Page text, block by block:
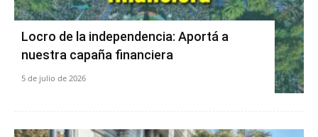
Locro de la independencia: Aportá a
nuestra capaña financiera
5 de julio de 2026